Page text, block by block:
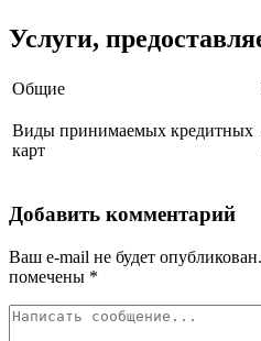
Услуги,
Общие
Виды принимаемых кредитных
карт
Добавить комментарий
Ваш e-mail не будет опубликован.
помечены *